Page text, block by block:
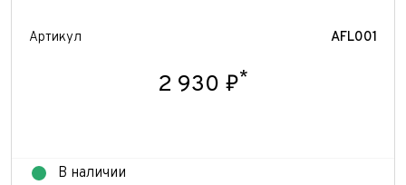
Артикул AFL001
2 930 ₽*
В наличии